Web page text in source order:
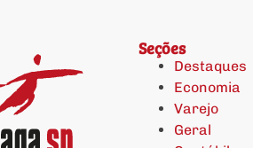
Seções
Destaques
Economia
Varejo
Geral